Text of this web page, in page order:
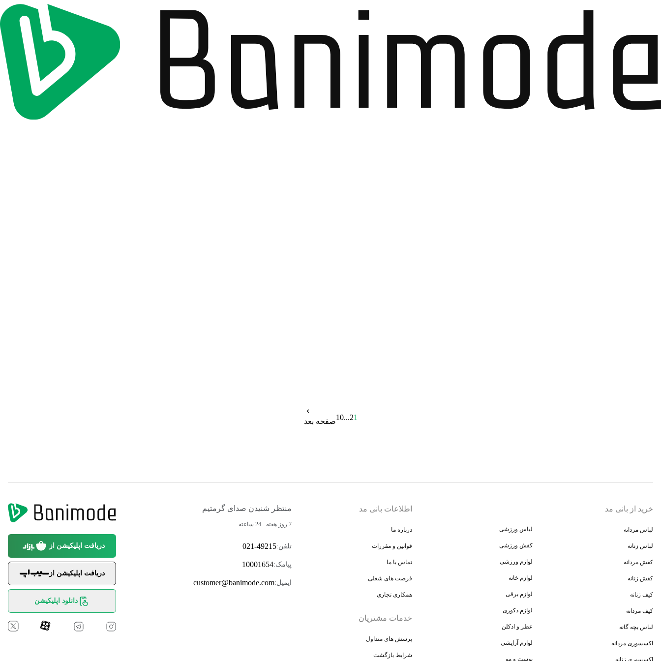
صفحه بعد 1
2
...
10
خرید از بانی مد
لباس مردانه
لباس زنانه
کفش مردانه
کفش زنانه
کیف زنانه
کیف مردانه
لباس بچه گانه
اکسسوری مردانه
لباس ورزشی
کفش ورزشی
لوازم ورزشی
لوازم خانه
لوازم برقی
لوازم دکوری
عطر و ادکلن
لوازم آرایشی
پوست و مو
اطلاعات بانی مد
درباره ما
قوانین و مقررات
تماس با ما
فرصت های شغلی
همکاری تجاری
خدمات مشتریان
پرسش های متداول
شرایط بازگشت
منتظر شنیدن صدای گرمتیم
7 روز هفته - 24 ساعته
تلفن:
021-49215
پیامک:
10001654
ایمیل:
customer@banimode.com
دریافت اپلیکیشن از
دریافت اپلیکیشن از
دانلود اپلیکیشن